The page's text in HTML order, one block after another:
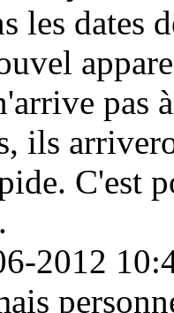
les
pas
ils
C'est
2012